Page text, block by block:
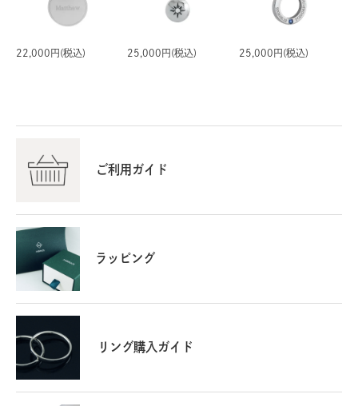
22,000円(税込) 25,000円(税込) 25,000円(税込)
ご利用ガイド
ラッピング
リング購入ガイド